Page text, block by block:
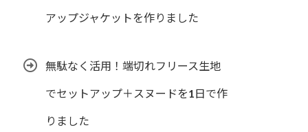
アップジャケットを作りました
無駄なく活用！端切れフリース生地
でセットアップ＋スヌードを1日で作
りました